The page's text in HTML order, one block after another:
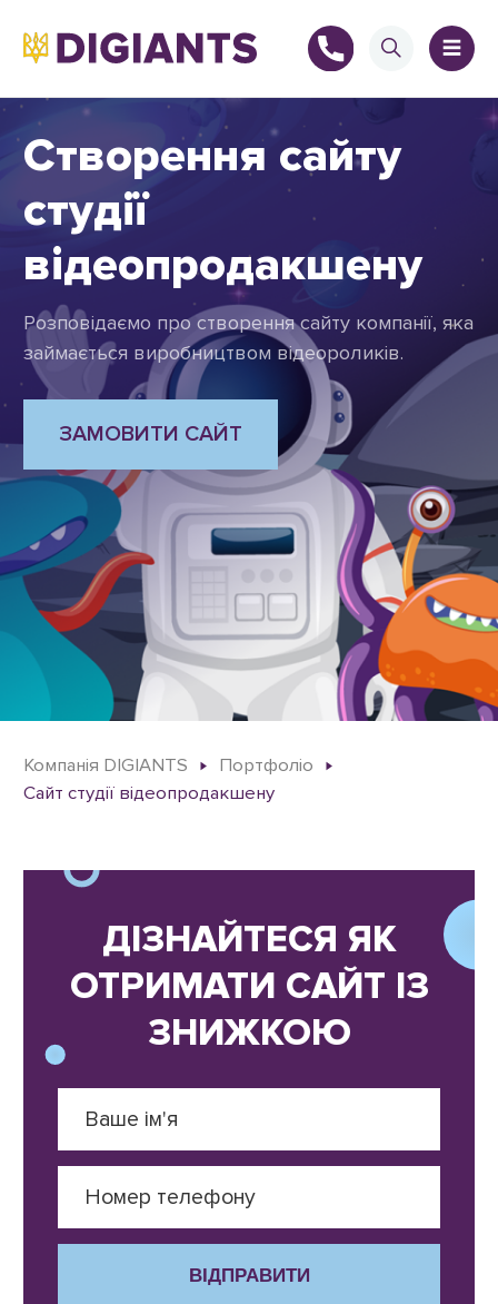
Створення сайту
студії
відеопродакшену
Розповідаємо про створення сайту компанії, яка
займається виробництвом відеороликів.
ЗАМОВИТИ САЙТ
Компанія DIGIANTS
Портфоліо
Сайт студії відеопродакшену
ДІЗНАЙТЕСЯ ЯК
ОТРИМАТИ САЙТ ІЗ
ЗНИЖКОЮ
ВІДПРАВИТИ
+
+